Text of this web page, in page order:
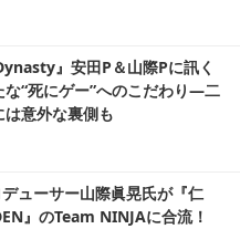
』安田P＆山際Pに訊く
な“死にゲー”へのこだわり―二
は意外な裏側も
ューサー山際眞晃氏が『仁
』のTeam NINJAに合流！